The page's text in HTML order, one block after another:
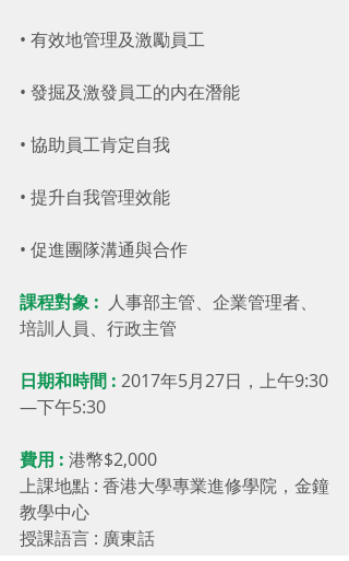
• 有效地管理及激勵員工
• 發掘及激發員工的内在潛能
• 協助員工肯定自我
• 提升自我管理效能
• 促進團隊溝通與合作
課程對象 :
  人事部主管、企業管理者、
培訓人員、行政主管
日期和時間 : 2017年5月27日，上午9:30
—下午5:30
費用 : 港幣$2,000
上課地點 : 香港大學專業進修學院，金鐘
教學中心
授課語言 : 廣東話